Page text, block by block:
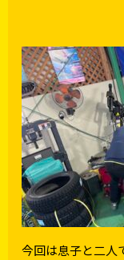
今回は息子と二人